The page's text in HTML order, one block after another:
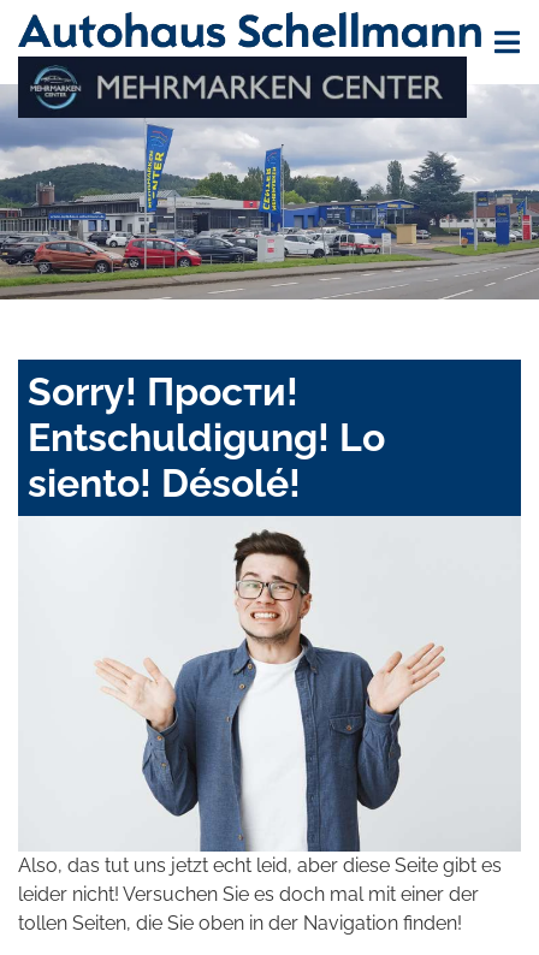
Sorry! Прости!
Entschuldigung! Lo
siento! Désolé!
Also, das tut uns jetzt echt leid, aber diese Seite gibt es
leider nicht! Versuchen Sie es doch mal mit einer der
tollen Seiten, die Sie oben in der Navigation finden!